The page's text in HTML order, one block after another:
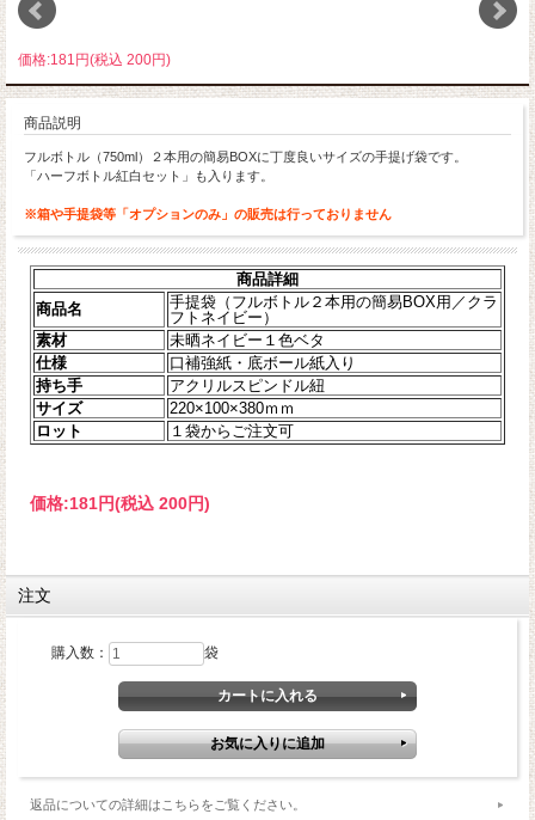
価格:181円(税込 200円)
商品説明
フルボトル（750ml）２本用の簡易BOXに丁度良いサイズの手提げ袋です。
「ハーフボトル紅白セット」も入ります。
※箱や手提袋等「オプションのみ」の販売は行っておりません
商品詳細
商品名
手提袋（フルボトル２本用の簡易BOX用／クラ
フトネイビー）
素材
未晒ネイビー１色ベタ
仕様
口補強紙・底ボール紙入り
持ち手
アクリルスピンドル紐
サイズ
220×100×380ｍｍ
ロット
１袋からご注文可
価格:181円(税込 200円)
注文
購入数： 袋
返品についての詳細はこちらをご覧ください。